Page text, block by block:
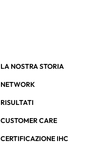
LA NOSTRA STORIA
NETWORK
RISULTATI
CUSTOMER CARE
CERTIFICAZIONE IHC